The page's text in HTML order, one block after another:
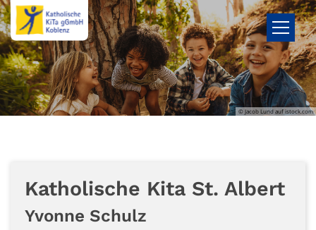
Zum Inhalt springen
© Jacob Lund auf istock.com
Katholische Kita St. Albert
Yvonne Schulz